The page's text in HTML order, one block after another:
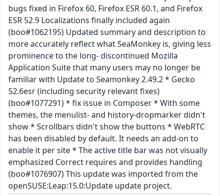
bugs fixed in Firefox 60, Firefox ESR 60.1, and Firefox
ESR 52.9 Localizations finally included again
(boo#1062195) Updated summary and description to
more accurately reflect what SeaMonkey is, giving less
prominence to the long- discontinued Mozilla
Application Suite that many users may no longer be
familiar with Update to Seamonkey 2.49.2 * Gecko
52.6esr (including security relevant fixes)
(boo#1077291) * fix issue in Composer * With some
themes, the menulist- and history-dropmarker didn't
show * Scrollbars didn't show the buttons * WebRTC
has been disabled by default. It needs an add-on to
enable it per site * The active title bar was not visually
emphasized Correct requires and provides handling
(boo#1076907) This update was imported from the
openSUSE:Leap:15.0:Update update project.